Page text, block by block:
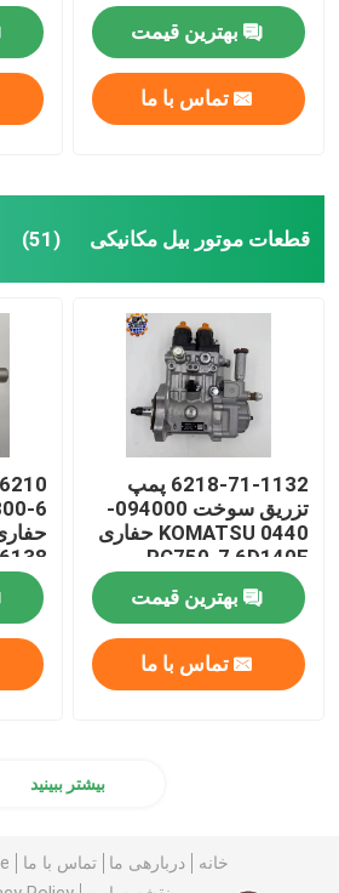
بهترین قیمت
تماس با ما
قطعات موتور بیل مکانیکی (51)
6218-71-1132 پمپ
تزریق سوخت 094000-
0440 KOMATSU حفاری
PC750-7 6D140E
بهترین قیمت
تماس با ما
6138-71-6110
بیشتر ببینید
خانه دربارهی ما تماس با ما